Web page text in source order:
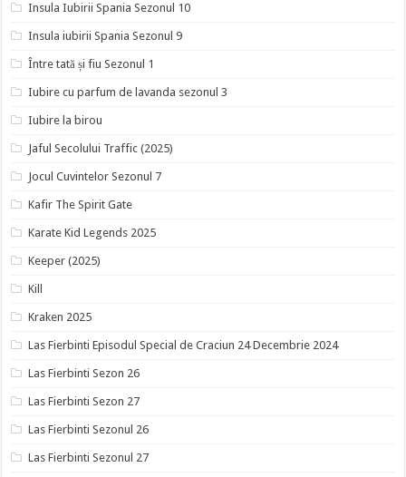
Insula Iubirii Spania Sezonul 10
Insula iubirii Spania Sezonul 9
Între tată și fiu Sezonul 1
Iubire cu parfum de lavanda sezonul 3
Iubire la birou
Jaful Secolului Traffic (2025)
Jocul Cuvintelor Sezonul 7
Kafir The Spirit Gate
Karate Kid Legends 2025
Keeper (2025)
Kill
Kraken 2025
Las Fierbinti Episodul Special de Craciun 24 Decembrie 2024
Las Fierbinti Sezon 26
Las Fierbinti Sezon 27
Las Fierbinti Sezonul 26
Las Fierbinti Sezonul 27